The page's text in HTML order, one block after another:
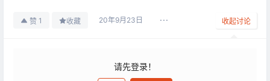
赞 1 收藏 20年9月23日 收起讨论
请先登录！